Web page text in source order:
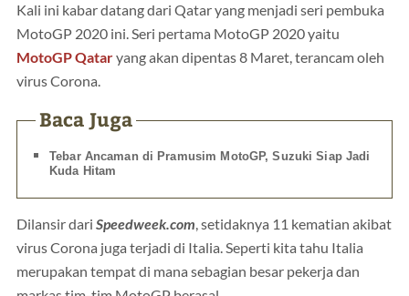
Kali ini kabar datang dari Qatar yang menjadi seri pembuka
MotoGP 2020 ini. Seri pertama MotoGP 2020 yaitu
MotoGP Qataryang akan dipentas 8 Maret, terancam oleh
virus Corona.
Baca Juga
Tebar Ancaman di Pramusim MotoGP, Suzuki Siap Jadi
Kuda Hitam
Dilansir dari Speedweek.com, setidaknya 11 kematian akibat
virus Corona juga terjadi di Italia. Seperti kita tahu Italia
merupakan tempat di mana sebagian besar pekerja dan